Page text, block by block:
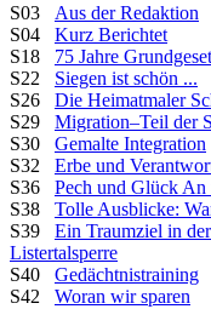
S03 Aus der Redaktion
S04 Kurz Berichtet
S18 75 Jahre
S22 Siegen ist schön ...
S26 Die Heimatmaler
S29 Migration–Teil der
S30 Gemalte Integration
S32 Erbe und
S36 Pech und Glück An
S38 Tolle Ausblicke:
S39 Ein Traumziel in
Listertalsperre
S40 Gedächtnistraining
S42 Woran wir sparen